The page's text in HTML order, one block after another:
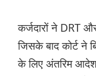
कर्जदारों ने DRT
जिसके बाद कोर्ट ने
के लिए अंतरिम आदेश